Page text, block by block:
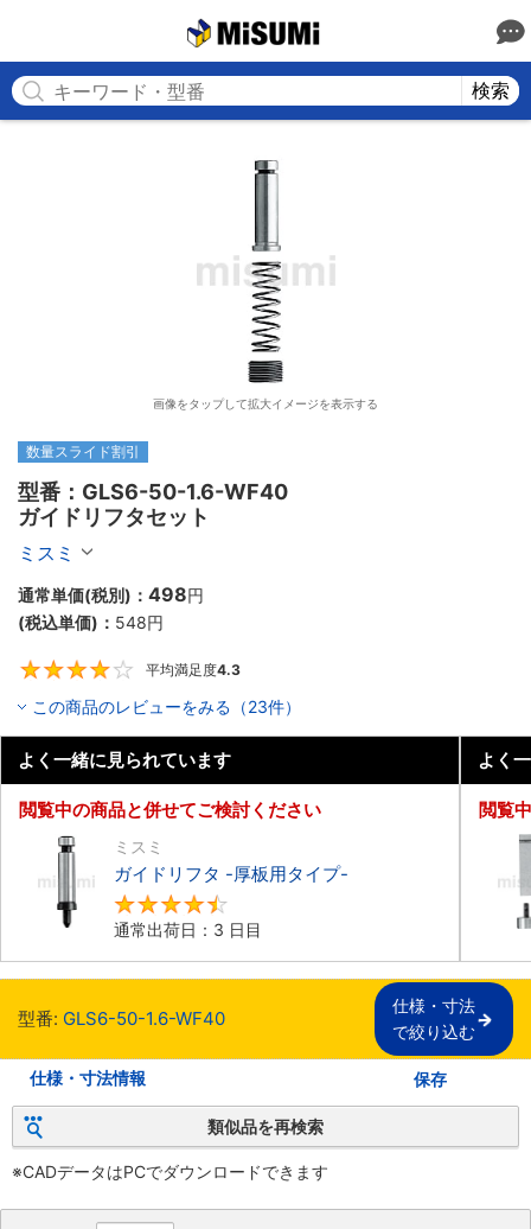
検索
画像をタップして拡大イメージを表示する
数量スライド割引
型番：GLS6-50-1.6-WF40
ガイドリフタセット
ミスミ
通常単価(税別)： 498円
(税込単価)： 548円
平均満足度4.3
この商品のレビューをみる（23件）
よく一緒に見られています
閲覧中の商品と併せてご検討ください
ミスミ
ガイドリフタ -厚板用タイプ-
通常出荷日：3 日目
よく
閲覧
型番: GLS6-50-1.6-WF40
仕様・寸法
で絞り込む
仕様・寸法情報 保存
類似品を再検索
※CADデータはPCでダウンロードできます